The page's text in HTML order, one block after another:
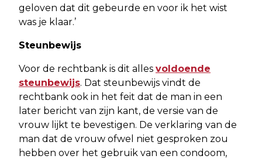
geloven dat dit gebeurde en voor ik het wist
was je klaar.’
Steunbewijs
Voor de rechtbank is dit alles voldoende
steunbewijs. Dat steunbewijs vindt de
rechtbank ook in het feit dat de man in een
later bericht van zijn kant, de versie van de
vrouw lijkt te bevestigen. De verklaring van de
man dat de vrouw ofwel niet gesproken zou
hebben over het gebruik van een condoom,